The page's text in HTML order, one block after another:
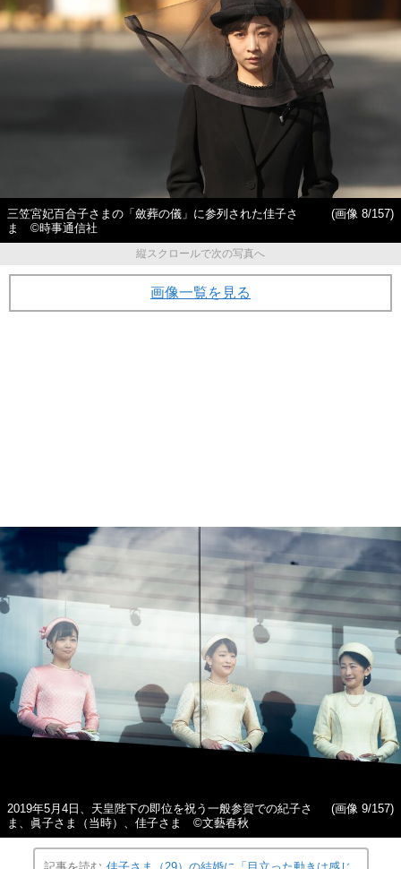
三笠宮妃百合子さまの「斂葬の儀」に参列された佳子さ
ま ©時事通信社
(画像 8/157)
縦スクロールで次の写真へ
画像一覧を見る
2019年5月4日、天皇陛下の即位を祝う一般参賀での紀子さ
ま、眞子さま（当時）、佳子さま ©文藝春秋
(画像 9/157)